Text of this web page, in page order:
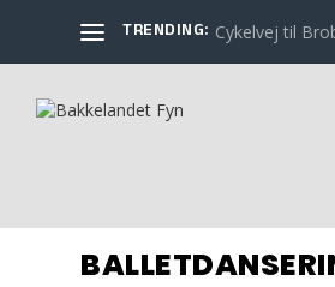
TRENDING: Cykelvej til